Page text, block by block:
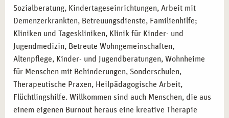
Sozialberatung, Kindertageseinrichtungen, Arbeit mit
Demenzerkrankten, Betreuungsdienste, Familienhilfe;
Kliniken und Tageskliniken, Klinik für Kinder- und
Jugendmedizin, Betreute Wohngemeinschaften,
Altenpflege, Kinder- und Jugendberatungen, Wohnheime
für Menschen mit Behinderungen, Sonderschulen,
Therapeutische Praxen, Heilpädagogische Arbeit,
Flüchtlingshilfe. Willkommen sind auch Menschen, die aus
einem eigenen Burnout heraus eine kreative Therapie